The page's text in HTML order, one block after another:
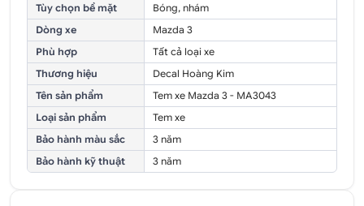
Tùy chọn bề mặt
Bóng, nhám
Dòng xe
Mazda 3
Phù hợp
Tất cả loại xe
Thương hiệu
Decal Hoàng Kim
Tên sản phẩm
Tem xe Mazda 3 - MA3043
Loại sản phẩm
Tem xe
Bảo hành màu sắc
3 năm
Bảo hành kỹ thuật
3 năm